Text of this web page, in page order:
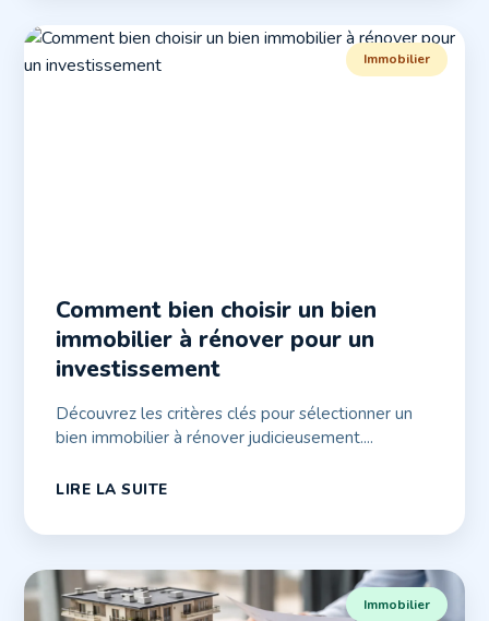
Immobilier
Comment bien choisir un bien
immobilier à rénover pour un
investissement
Découvrez les critères clés pour sélectionner un
bien immobilier à rénover judicieusement....
LIRE LA SUITE
Immobilier